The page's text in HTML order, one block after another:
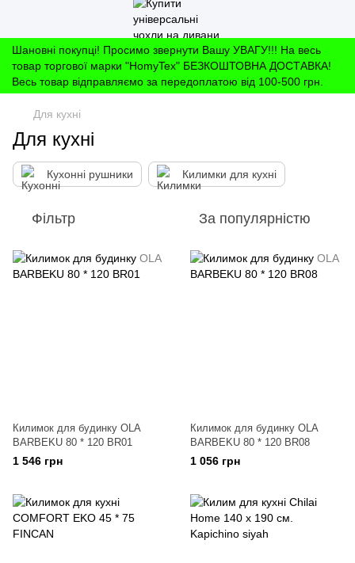
Шановні покупці! Просимо звернути Вашу УВАГУ!!! На весь
товар торгової марки "HomyTex" БЕЗКОШТОВНА ДОСТАВКА!
Весь товар відправляємо за передоплатою від 100-500 грн.
Для кухні
Для кухні
Кухонні рушники Килимки для кухні
Фільтр За популярністю
Килимок для будинку OLA
BARBEKU 80 * 120 BR01
1 546 грн
Килимок для будинку OLA
BARBEKU 80 * 120 BR08
1 056 грн